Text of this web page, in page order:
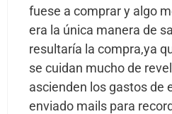
fuese a comprar y algo
era la única manera de
resultaría la compra,ya
se cuidan mucho de
ascienden los gastos de
enviado mails para